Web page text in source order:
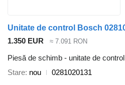
1.350 EUR ≈ 7.091 RON
Piesă de schimb - unitate de control
Stare nou 0281020131